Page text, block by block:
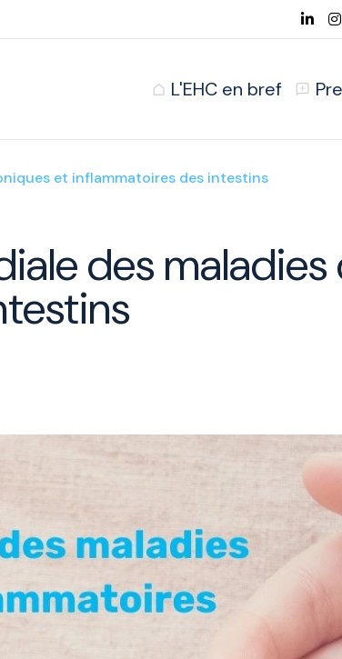
L'EHC en bref
et inflammatoires des intestins
des